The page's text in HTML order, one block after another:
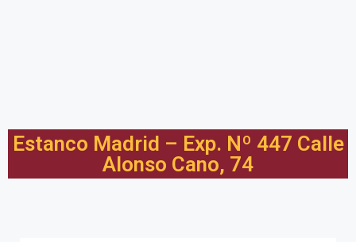
Estanco Madrid – Exp. Nº 447 Calle
Alonso Cano, 74